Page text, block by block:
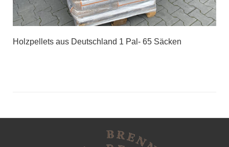
Holzpellets aus Deutschland 1 Pal- 65 Säcken